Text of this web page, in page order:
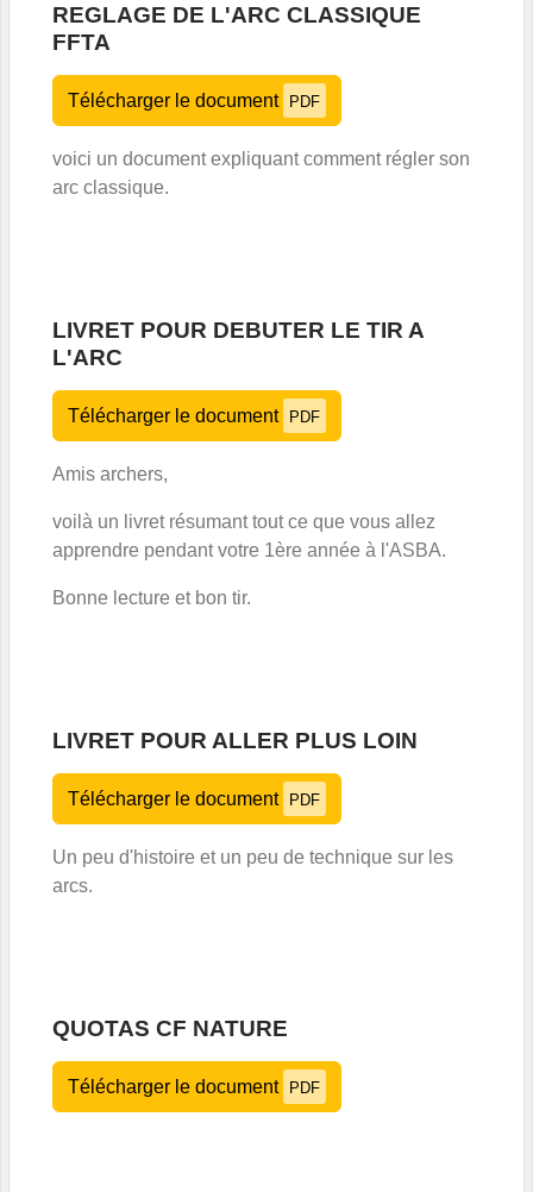
REGLAGE DE L'ARC CLASSIQUE
FFTA
Télécharger le document PDF
voici un document expliquant comment régler son
arc classique.
LIVRET POUR DEBUTER LE TIR A
L'ARC
Télécharger le document PDF
Amis archers,
voilà un livret résumant tout ce que vous allez
apprendre pendant votre 1ère année à l'ASBA.
Bonne lecture et bon tir.
LIVRET POUR ALLER PLUS LOIN
Télécharger le document PDF
Un peu d'histoire et un peu de technique sur les
arcs.
QUOTAS CF NATURE
Télécharger le document PDF